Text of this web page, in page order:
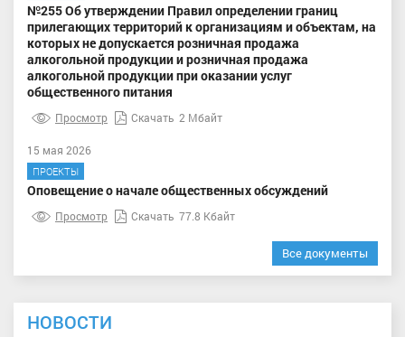
№255 Об утверждении Правил определении границ
прилегающих территорий к организациям и объектам, на
которых не допускается розничная продажа
алкогольной продукции и розничная продажа
алкогольной продукции при оказании услуг
общественного питания
Просмотр Скачать 2 Мбайт
15 мая 2026
ПРОЕКТЫ
Оповещение о начале общественных обсуждений
Просмотр Скачать 77.8 Кбайт
Все документы
НОВОСТИ